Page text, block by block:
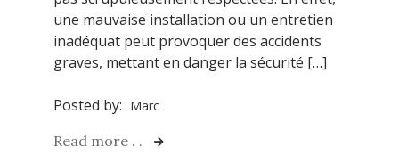
une mauvaise installation ou un entretien
inadéquat peut provoquer des accidents
graves, mettant en danger la sécurité […]
Posted by: Marc
Read more . .